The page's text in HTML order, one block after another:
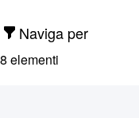
Naviga per
8 elementi